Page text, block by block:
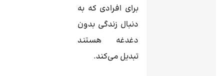
برای افرادی که به
دنبال زندگی بدون
دغدغه هستند
تبدیل می‌کند.